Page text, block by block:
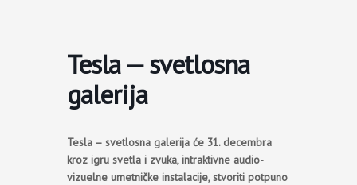
Tesla — svetlosna
galerija
Tesla – svetlosna galerija će 31. decembra
kroz igru svetla i zvuka, intraktivne audio-
vizuelne umetničke instalacije, stvoriti potpuno